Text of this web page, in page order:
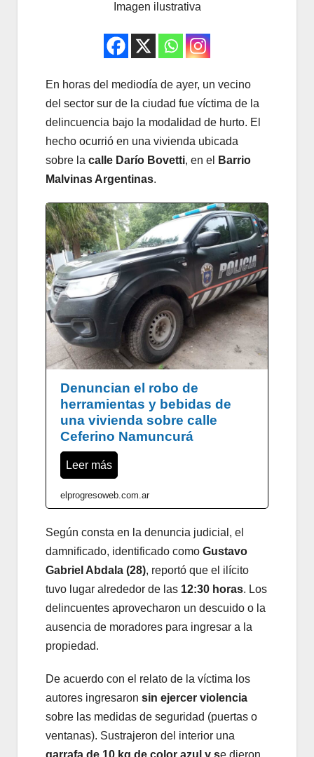
Imagen ilustrativa
En horas del mediodía de ayer, un vecino
del sector sur de la ciudad fue víctima de la
delincuencia bajo la modalidad de hurto. El
hecho ocurrió en una vivienda ubicada
sobre la calle Darío Bovetti, en el
Barrio
Malvinas Argentinas.
Denuncian el robo de
herramientas y bebidas de
una vivienda sobre calle
Ceferino Namuncurá
Leer más
elprogresoweb.com.ar
Según consta en la denuncia judicial, el
damnificado, identificado como Gustavo
Gabriel Abdala (28), reportó que el ilícito
tuvo lugar alrededor de las 12:30 horas. Los
delincuentes aprovecharon un descuido o la
ausencia de moradores para ingresar a la
propiedad.
De acuerdo con el relato de la víctima los
autores ingresaron sin ejercer violencia
sobre las medidas de seguridad (puertas o
ventanas). Sustrajeron del interior una